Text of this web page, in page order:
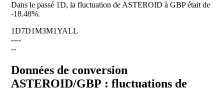
Dans le passé 1D, la fluctuation de ASTEROID à GBP était de
-18.48%.
1D7D1M3M1YALL
----
--
Données de conversion
ASTEROID/GBP : fluctuations de